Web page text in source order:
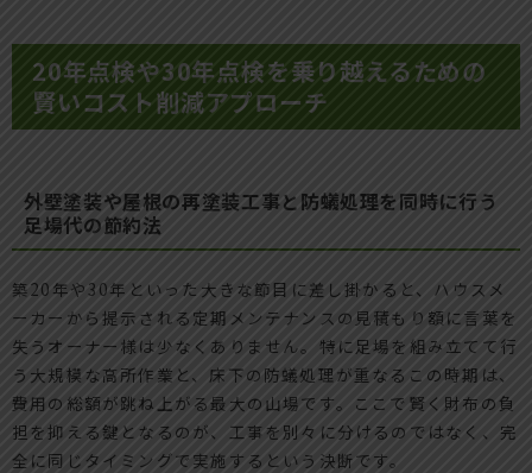
20年点検や30年点検を乗り越えるための
賢いコスト削減アプローチ
外壁塗装や屋根の再塗装工事と防蟻処理を同時に行う
足場代の節約法
築20年や30年といった大きな節目に差し掛かると、ハウスメ
ーカーから提示される定期メンテナンスの見積もり額に言葉を
失うオーナー様は少なくありません。特に足場を組み立てて行
う大規模な高所作業と、床下の防蟻処理が重なるこの時期は、
費用の総額が跳ね上がる最大の山場です。ここで賢く財布の負
担を抑える鍵となるのが、工事を別々に分けるのではなく、完
全に同じタイミングで実施するという決断です。